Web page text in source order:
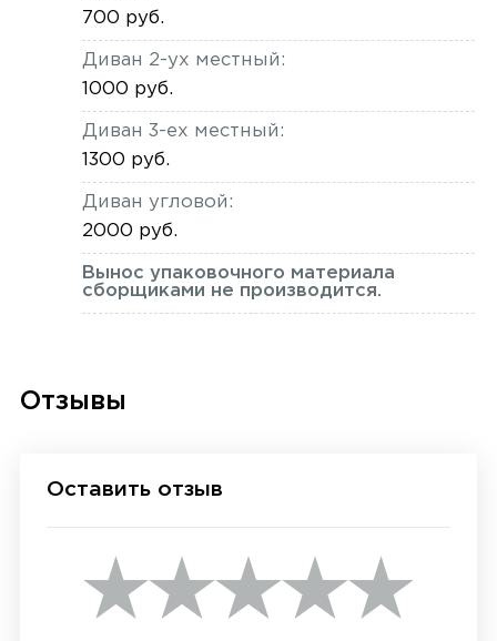
700 руб.
Диван 2-ух местный:
1000 руб.
Диван 3-ех местный:
1300 руб.
Диван угловой:
2000 руб.
Вынос упаковочного материала
сборщиками не производится.
Отзывы
Оставить отзыв